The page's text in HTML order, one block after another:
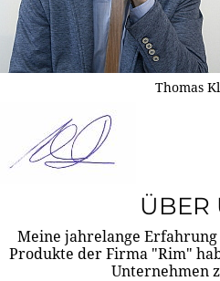
Thomas
ÜBER
Meine jahrelange
Produkte der Firma "Rim"
Unternehmen